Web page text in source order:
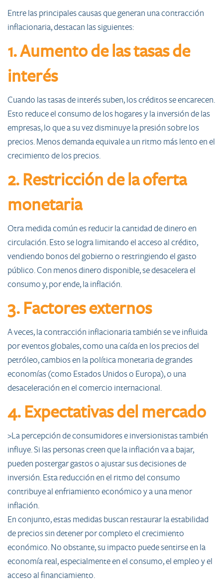
Entre las principales causas que generan una contracción
inflacionaria, destacan las siguientes:
1. Aumento de las tasas de
interés
Cuando las tasas de interés suben, los créditos se encarecen.
Esto reduce el consumo de los hogares y la inversión de las
empresas, lo que a su vez disminuye la presión sobre los
precios. Menos demanda equivale a un ritmo más lento en el
crecimiento de los precios.
2. Restricción de la oferta
monetaria
Otra medida común es reducir la cantidad de dinero en
circulación. Esto se logra limitando el acceso al crédito,
vendiendo bonos del gobierno o restringiendo el gasto
público. Con menos dinero disponible, se desacelera el
consumo y, por ende, la inflación.
3. Factores externos
A veces, la contracción inflacionaria también se ve influida
por eventos globales, como una caída en los precios del
petróleo, cambios en la política monetaria de grandes
economías (como Estados Unidos o Europa), o una
desaceleración en el comercio internacional.
4. Expectativas del mercado
>La percepción de consumidores e inversionistas también
influye. Si las personas creen que la inflación va a bajar,
pueden postergar gastos o ajustar sus decisiones de
inversión. Esta reducción en el ritmo del consumo
contribuye al enfriamiento económico y a una menor
inflación.
En conjunto, estas medidas buscan restaurar la estabilidad
de precios sin detener por completo el crecimiento
económico. No obstante, su impacto puede sentirse en la
economía real, especialmente en el consumo, el empleo y el
acceso al financiamiento.